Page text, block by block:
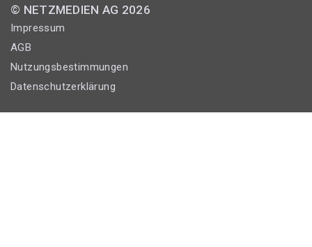
© NETZMEDIEN AG 2026
Impressum
AGB
Nutzungsbestimmungen
Datenschutzerklärung